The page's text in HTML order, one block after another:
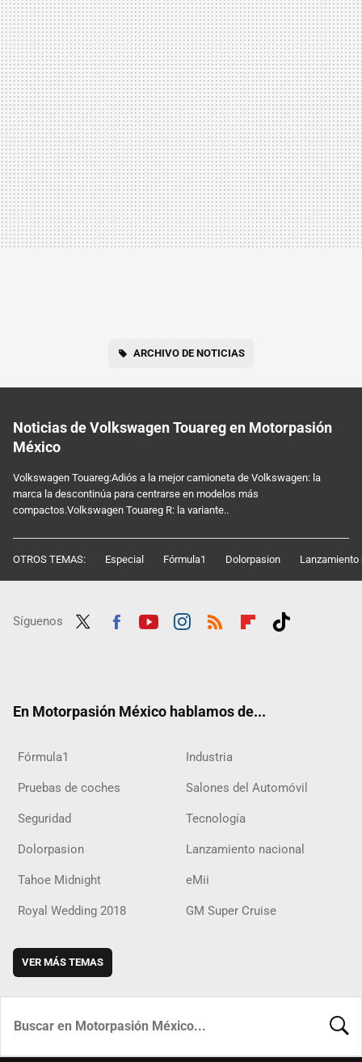
ARCHIVO DE NOTICIAS
Noticias de Volkswagen Touareg en Motorpasión
México
Volkswagen Touareg:Adiós a la mejor camioneta de Volkswagen: la
marca la descontinúa para centrarse en modelos más
compactos.Volkswagen Touareg R: la variante..
OTROS TEMAS: Especial Fórmula1 Dolorpasion Lanzamiento
Síguenos
En Motorpasión México hablamos de...
Fórmula1 Industria
Pruebas de coches Salones del Automóvil
Seguridad Tecnología
Dolorpasion Lanzamiento nacional
Tahoe Midnight eMii
Royal Wedding 2018 GM Super Cruise
VER MÁS TEMAS